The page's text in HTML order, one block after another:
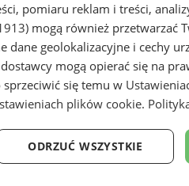
pomiaru reklam i treści,
mogą również przetwarzać
dane geolokalizacyjne i cechy
mogą opierać się na
się temu w
plików cookie.
ODRZUĆ WSZYSTKIE